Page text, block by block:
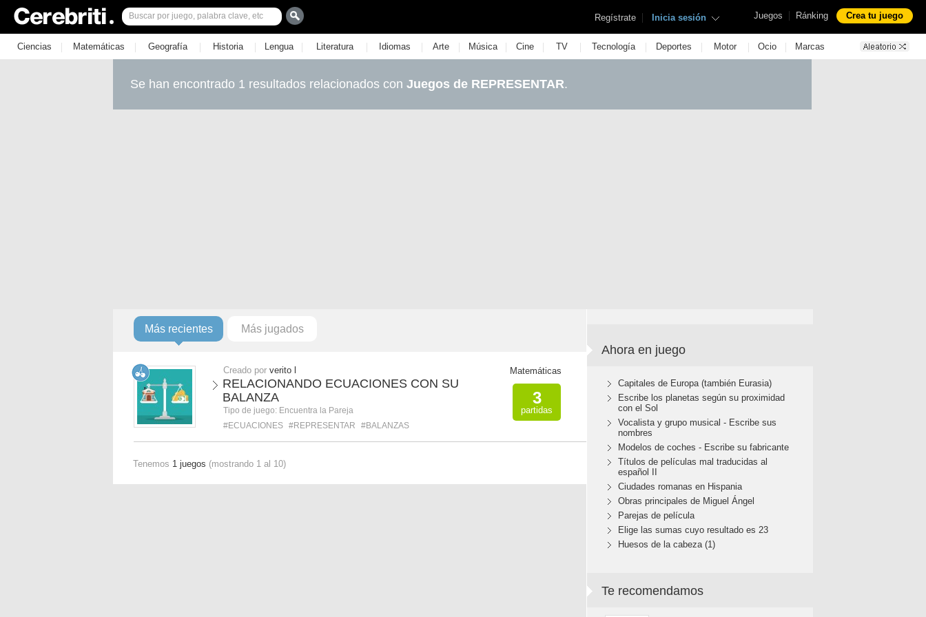
Juegos | Ránking Crea tu juego
Regístrate | Inicia sesión
Ciencias | Matemáticas | Geografía | Historia | Lengua | Literatura | Idiomas | Arte | Música | Cine | TV | Tecnología | Deportes | Motor | Ocio | Marcas
Se han encontrado 1 resultados relacionados con Juegos de REPRESENTAR.
Más recientes Más jugados
Creado por verito l
RELACIONANDO ECUACIONES CON SU
BALANZA
Tipo de juego: Encuentra la Pareja
#ECUACIONES #REPRESENTAR #BALANZAS
Matemáticas
3
partidas
Tenemos 1 juegos (mostrando 1 al 10)
Ahora en juego
Capitales de Europa (también Eurasia)
Escribe los planetas según su proximidad
con el Sol
Vocalista y grupo musical - Escribe sus
nombres
Modelos de coches - Escribe su fabricante
Títulos de películas mal traducidas al
español II
Ciudades romanas en Hispania
Obras principales de Miguel Ángel
Parejas de película
Elige las sumas cuyo resultado es 23
Huesos de la cabeza (1)
Te recomendamos